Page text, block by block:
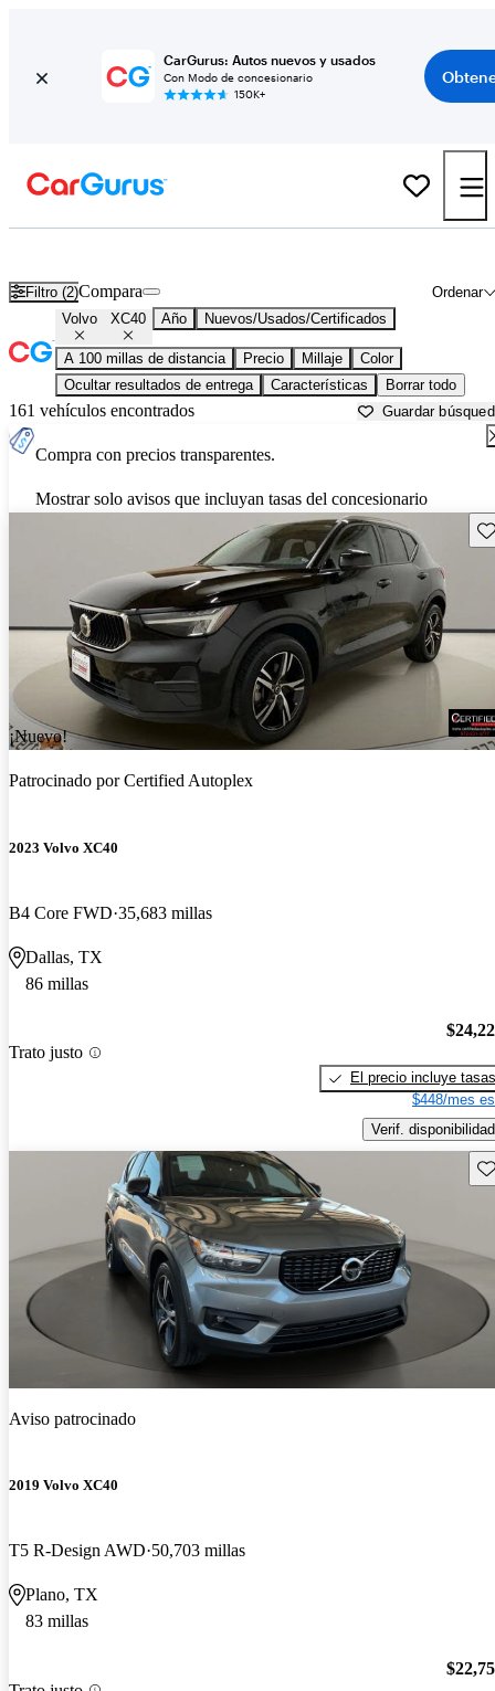
CarGurus: Autos nuevos y usados
Con Modo de concesionario
150K+
Filtro (2) Ordenar
Compara
Volvo XC40 Año Nuevos/Usados/Certificados
A 100 millas de distancia Precio Millaje
Color
Ocultar resultados de entrega
Características Borrar todo
161 vehículos encontrados Guardar
Compra con precios transparentes.
Mostrar solo avisos que incluyan tasas del concesionario
¡Nuevo!
Patrocinado porCertified Autoplex
2023 Volvo XC40
B4 Core FWD 35,683 millas
Dallas, TX
86 millas
Trato justo
El precio incluye tasas
$448/mes
Verif. disponibilidad
Aviso patrocinado
2019 Volvo XC40
T5 R-Design AWD 50,703 millas
Plano, TX
83 millas